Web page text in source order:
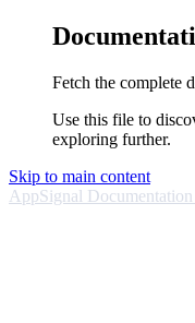
Fetch the complete
Use this file to
exploring further.
Skip to main content
AppSignal Documentation